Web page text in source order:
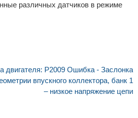
различных датчиков в режиме
P2009 Ошибка - Заслонка
впускного коллектора, банк 1
– низкое напряжение цепи